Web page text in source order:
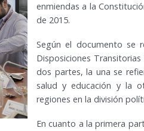
enmiendas a la
de 2015.
Según el documento se
Disposiciones
dos partes, la una se
salud y educación y la
regiones en la división
En cuanto a la primera